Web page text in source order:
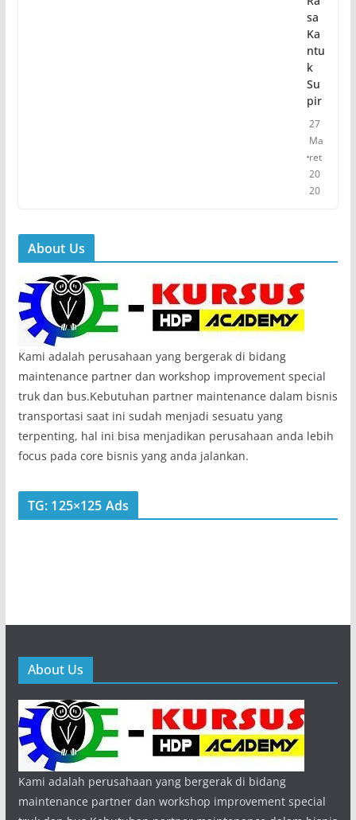
sa
Ka
ntu
k
Su
pir
27
Ma
ret
20
20
About Us
Kami adalah perusahaan yang bergerak di bidang
maintenance partner dan workshop improvement special
truk dan bus.Kebutuhan partner maintenance dalam bisnis
transportasi saat ini sudah menjadi sesuatu yang
terpenting, hal ini bisa menjadikan perusahaan anda lebih
focus pada core bisnis yang anda jalankan.
TG: 125×125 Ads
About Us
Kami adalah perusahaan yang bergerak di bidang
maintenance partner dan workshop improvement special